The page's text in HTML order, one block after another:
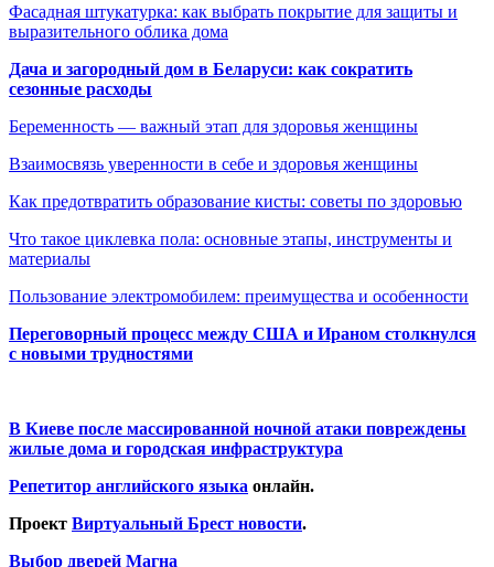
Фасадная штукатурка: как выбрать покрытие для защиты и
выразительного облика дома
Дача и загородный дом в Беларуси: как сократить
сезонные расходы
Беременность — важный этап для здоровья женщины
Взаимосвязь уверенности в себе и здоровья женщины
Как предотвратить образование кисты: советы по здоровью
Что такое циклевка пола: основные этапы, инструменты и
материалы
Пользование электромобилем: преимущества и особенности
Переговорный процесс между США и Ираном столкнулся
с новыми трудностями
В Киеве после массированной ночной атаки повреждены
жилые дома и городская инфраструктура
Репетитор английского языка онлайн.
Проект Виртуальный Брест новости.
Выбор дверей Магна